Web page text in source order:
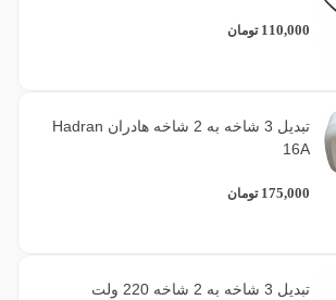
110,000 تومان
تبدیل 3 شاخه به 2 شاخه هادران Hadran
16A
175,000 تومان
تبدیل 3 شاخه به 2 شاخه 220 ولت